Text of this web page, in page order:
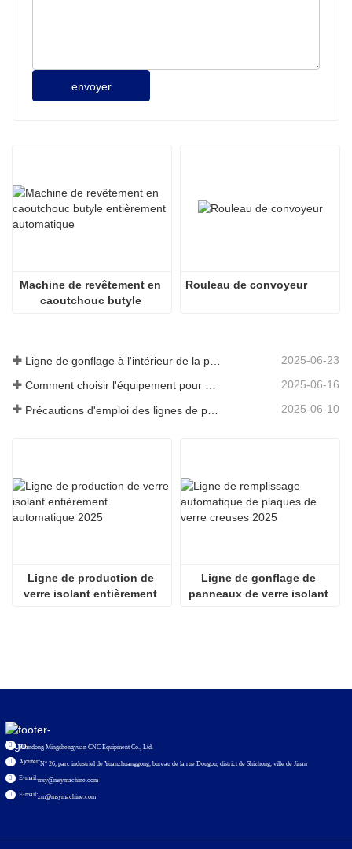
envoyer
Machine de revêtement en
caoutchouc butyle
Rouleau de convoyeur
2025-06-23
Comment choisir l'équipement pour une usine de vitrage isolant standard 2025-06-16
2025-06-10
Ligne de production de
verre isolant entièrement
Ligne de gonflage de
panneaux de verre isolant
Shandong Mingshengyuan CNC Equipment Co., Ltd.
Ajouter:N° 26, parc industriel de Yuanzhuanggong, bureau de la rue Dougou, district de Shizhong, ville de Jinan
E-mail:msy@msymachine.com
E-mail:zm@msymachine.com